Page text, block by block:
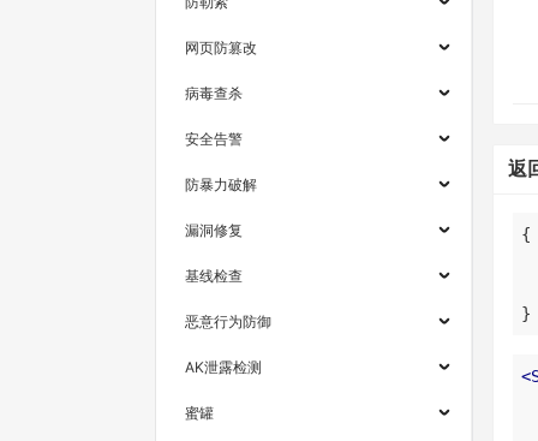
网页防篡改
病毒查杀
安全告警
防暴力破解
漏洞修复
基线检查
恶意行为防御
AK泄露检测
蜜罐
返
}
<